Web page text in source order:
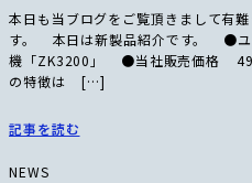
本日も当ブログをご覧頂きまして
す。 本日は新製品紹介です。 ●ユ
機「ZK3200」 ●当社販売価格
の特徴は […]
記事を読む
NEWS